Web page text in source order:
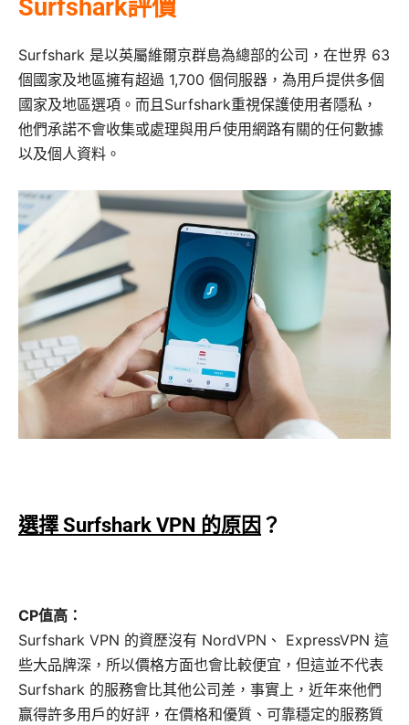
Surfshark評價
Surfshark 是以英屬維爾京群島為總部的公司，在世界 63
個國家及地區擁有超過 1,700 個伺服器，為用戶提供多個
國家及地區選項。而且Surfshark重視保護使用者隱私，
他們承諾不會收集或處理與用戶使用網路有關的任何數據
以及個人資料。
選擇 Surfshark VPN 的原因 ？
CP值高：
Surfshark VPN 的資歷沒有 NordVPN、 ExpressVPN 這
些大品牌深，所以價格方面也會比較便宜，但這並不代表
Surfshark 的服務會比其他公司差，事實上，近年來他們
赢得許多用戶的好評，在價格和優質、可靠穩定的服務質